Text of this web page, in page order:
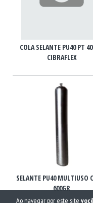
Ao navegar por este site
COLA SELANTE PU40 PT
CIBRAFLEX
SELANTE PU40 MULTIUSO
600GR